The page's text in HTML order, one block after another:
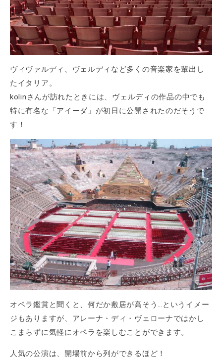
ヴィヴァルディ、ヴェルディなど多くの音楽家を輩出し
たイタリア。
kolinさんが訪れたときには、ヴェルディの作品の中でも
特に有名な「アイーダ」が初日に公開されたのだそうで
す！
オペラ鑑賞と聞くと、何だか敷居が高そう…というイメー
ジもありますが、アレーナ・ディ・ヴェローナではかし
こまらずに気軽にオペラを楽しむことができます。
人気の公演は、開場前から列ができるほど！